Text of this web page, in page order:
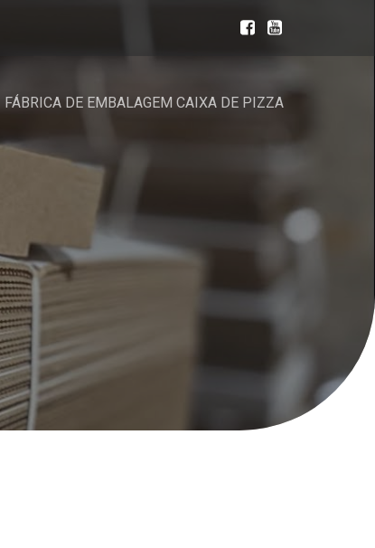
FÁBRICA DE EMBALAGEM CAIXA DE PIZZA